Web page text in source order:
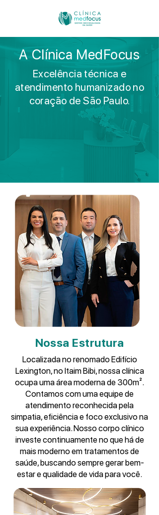
A Clínica MedFocus
Excelência técnica e
atendimento humanizado no
coração de São Paulo.
Nossa Estrutura
Localizada no renomado Edifício
Lexington, no Itaim Bibi, nossa clínica
ocupa uma área moderna de 300m².
Contamos com uma equipe de
atendimento reconhecida pela
simpatia, eficiência e foco exclusivo na
sua experiência. Nosso corpo clínico
investe continuamente no que há de
mais moderno em tratamentos de
saúde, buscando sempre gerar bem-
estar e qualidade de vida para você.